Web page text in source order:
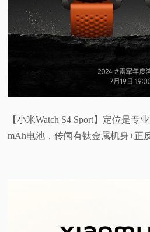
【小米Watch S4 Sport】定位是专
mAh电池，传闻有钛金属机身+正